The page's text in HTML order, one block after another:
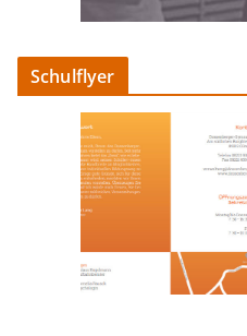
Schulflyer